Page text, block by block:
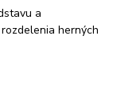
a
herných